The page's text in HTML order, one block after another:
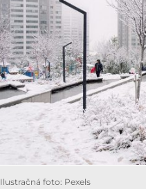
Ilustračná foto: Pexels